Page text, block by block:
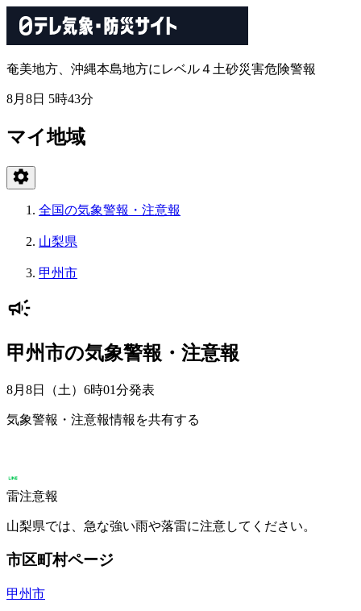
奄美地方、沖縄本島地方にレベル４土砂災害危険警報
8月8日 5時43分
マイ地域
全国の気象警報・注意報
山梨県
甲州市
甲州市の気象警報・注意報
8月8日（土）6時01分発表
気象警報・注意報情報を共有する
雷注意報
山梨県では、急な強い雨や落雷に注意してください。
市区町村ページ
甲州市